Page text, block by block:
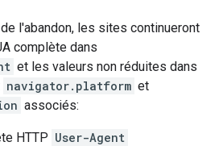
l'abandon, les sites continueront
complète dans
et les valeurs non réduites dans
navigator.platform et
associés:
HTTP User-Agent